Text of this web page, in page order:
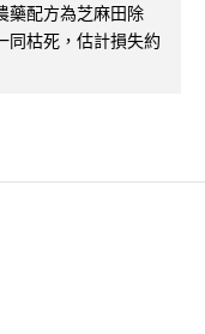
藥配方為芝麻田除
同枯死，估計損失約